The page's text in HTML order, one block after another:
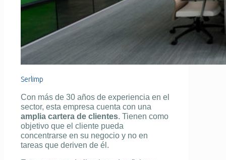
Serlimp
Con más de 30 años de experiencia en el
sector, esta empresa cuenta con una
amplia cartera de clientes. Tienen como
objetivo que el cliente pueda
concentrarse en su negocio y no en
tareas que deriven de él.